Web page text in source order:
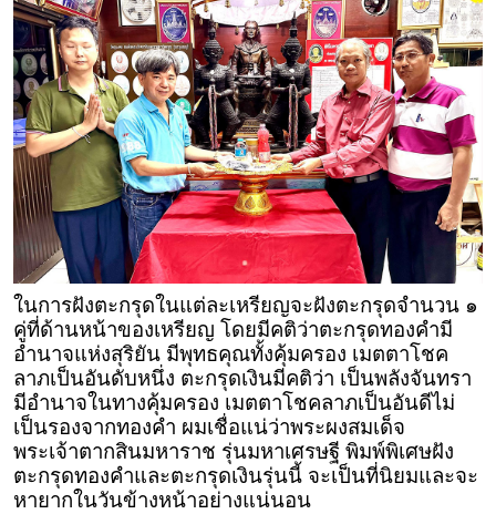
ในการฝังตะกรุดในแต่ละเหรียญจะฝังตะกรุดจำนวน ๑
คู่ที่ด้านหน้าของเหรียญ โดยมีคติว่าตะกรุดทองคำมี
อำนาจแห่งสุริยัน มีพุทธคุณทั้งคุ้มครอง เมตตาโชค
ลาภเป็นอันดับหนึ่ง ตะกรุดเงินมีคติว่า เป็นพลังจันทรา
มีอำนาจในทางคุ้มครอง เมตตาโชคลาภเป็นอันดีไม่
เป็นรองจากทองคำ ผมเชื่อแน่ว่าพระผงสมเด็จ
พระเจ้าตากสินมหาราช รุ่นมหาเศรษฐี พิมพ์พิเศษฝัง
ตะกรุดทองคำและตะกรุดเงินรุ่นนี้ จะเป็นที่นิยมและจะ
หายากในวันข้างหน้าอย่างแน่นอน